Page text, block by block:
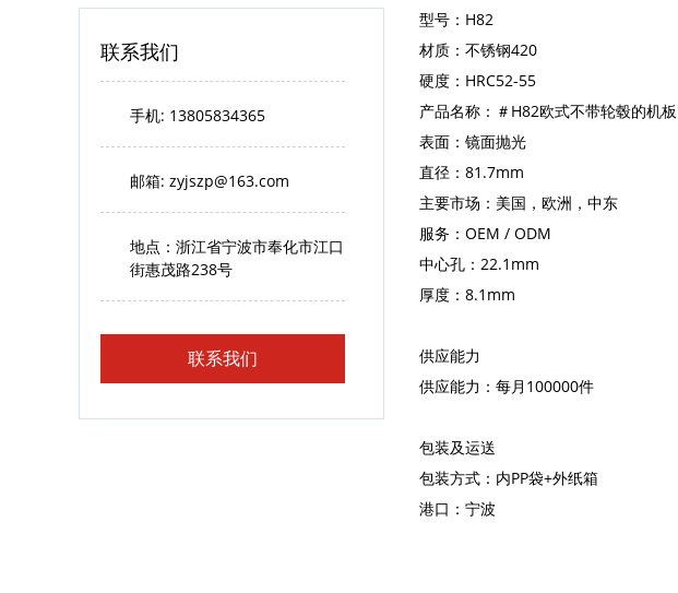
联系我们
手机: 13805834365
邮箱: zyjszp@163.com
地点：浙江省宁波市奉化市江口
街惠茂路238号
联系我们
型号：H82
材质：不锈钢420
硬度：HRC52-55
产品名称：＃H82欧式不带轮毂的机板
表面：镜面抛光
直径：81.7mm
主要市场：美国，欧洲，中东
服务：OEM / ODM
中心孔：22.1mm
厚度：8.1mm
供应能力
供应能力：每月100000件
包装及运送
包装方式：内PP袋+外纸箱
港口：宁波